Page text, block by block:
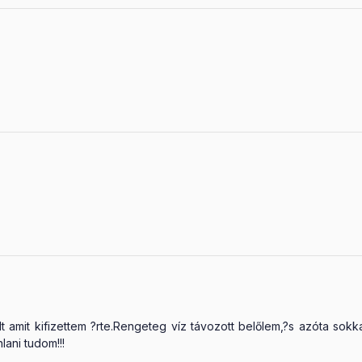
kifizettem ?rte.Rengeteg víz távozott belőlem,?s azóta
tudom!!!